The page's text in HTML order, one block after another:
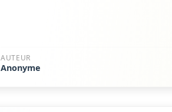
AUTEUR
Anonyme